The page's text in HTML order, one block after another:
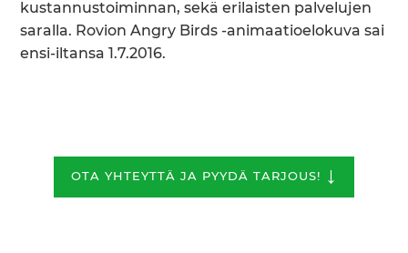
kustannustoiminnan, sekä erilaisten palvelujen
saralla. Rovion Angry Birds -animaatioelokuva sai
ensi-iltansa 1.7.2016.
OTA YHTEYTTÄ JA PYYDÄ TARJOUS! ↓